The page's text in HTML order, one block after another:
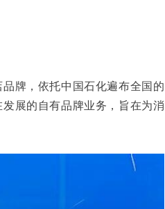
牌，依托中国石化遍布全国的
展的自有品牌业务，旨在为消